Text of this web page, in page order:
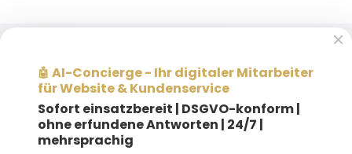
×
🤖 AI-Concierge - Ihr digitaler Mitarbeiter
für Website & Kundenservice
Sofort einsatzbereit | DSGVO-konform |
ohne erfundene Antworten | 24/7 |
mehrsprachig